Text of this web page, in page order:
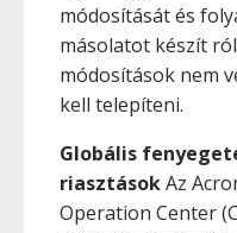
módosítását és
másolatot készít
módosítások nem
kell telepíteni.
Globális
riasztásokAz
Operation Center